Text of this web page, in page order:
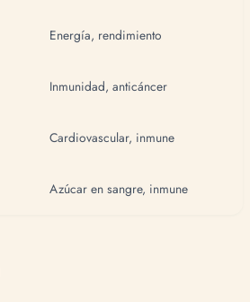
Energía, rendimiento
Inmunidad, anticáncer
Cardiovascular, inmune
Azúcar en sangre, inmune